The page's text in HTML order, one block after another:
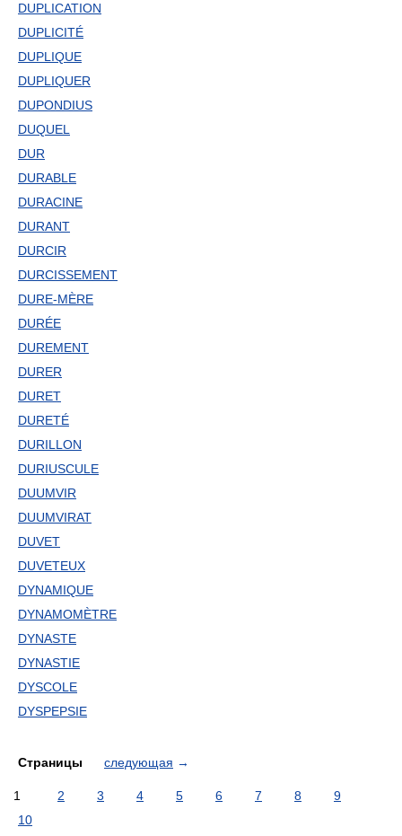
DUPLICATION
DUPLICITÉ
DUPLIQUE
DUPLIQUER
DUPONDIUS
DUQUEL
DUR
DURABLE
DURACINE
DURANT
DURCIR
DURCISSEMENT
DURE-MÈRE
DURÉE
DUREMENT
DURER
DURET
DURETÉ
DURILLON
DURIUSCULE
DUUMVIR
DUUMVIRAT
DUVET
DUVETEUX
DYNAMIQUE
DYNAMOMÈTRE
DYNASTE
DYNASTIE
DYSCOLE
DYSPEPSIE
Страницы следующая →
1 2 3 4 5 6 7 8
9
10